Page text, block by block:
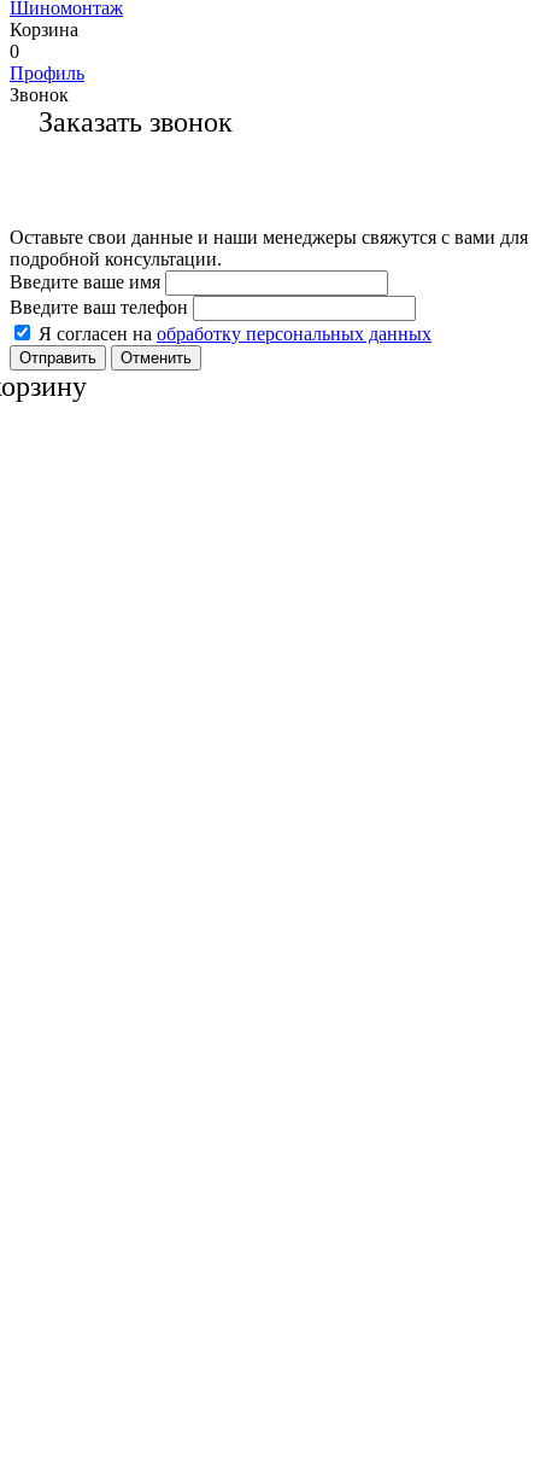
Шиномонтаж
Корзина
0
Профиль
Звонок
Заказать звонок
Оставьте свои данные и наши менеджеры свяжутся с вами для
подробной консультации.
Введите ваше имя
Введите ваш телефон
Я согласен на обработку персональных данных
Отменить